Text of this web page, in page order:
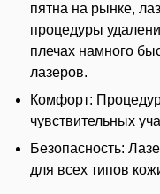
пятна на рынке,
процедуры
плечах намного
лазеров.
Комфорт:
чувствительных
Безопасность:
для всех типов